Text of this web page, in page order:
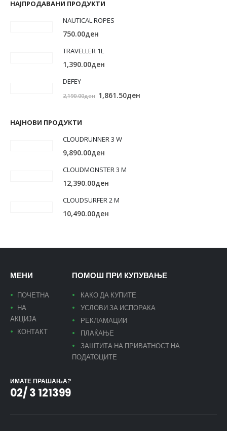
НАЈПРОДАВАНИ ПРОДУКТИ
NAUTICAL ROPES
750.00ден
TRAVELLER 1L
1,390.00ден
DEFEY
2,190.00ден Original
1,861.50ден
НАЈНОВИ ПРОДУКТИ
CLOUDRUNNER 3 W
9,890.00ден
CLOUDMONSTER 3 M
12,390.00ден
CLOUDSURFER 2 M
10,490.00ден
МЕНИ
ПОЧЕТНА
НА
АКЦИЈА
КОНТАКТ
ПОМОШ ПРИ КУПУВАЊЕ
КАКО ДА КУПИТЕ
УСЛОВИ ЗА ИСПОРАКА
РЕКЛАМАЦИИ
ПЛАЌАЊЕ
ЗАШТИТА НА ПРИВАТНОСТ НА
ПОДАТОЦИТЕ
ИМАТЕ ПРАШАЊА?
02/ 3 121399